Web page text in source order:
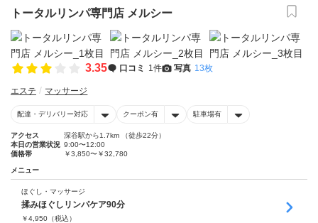
トータルリンパ専門店 メルシー
3.35 口コミ 1件 写真 13枚
エステ マッサージ
配達・デリバリー対応 クーポン有 駐車場有
アクセス
深谷駅から1.7km （徒歩22分）
本日の営業状況 9:00〜12:00
価格帯
￥3,850〜￥32,780
メニュー
ほぐし・マッサージ
揉みほぐしリンパケア90分
￥4,950 （税込）